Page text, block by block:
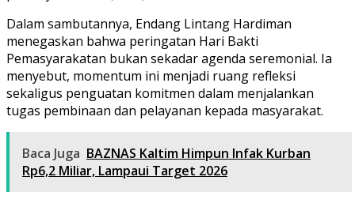
Dalam sambutannya, Endang Lintang Hardiman
menegaskan bahwa peringatan Hari Bakti
Pemasyarakatan bukan sekadar agenda seremonial. Ia
menyebut, momentum ini menjadi ruang refleksi
sekaligus penguatan komitmen dalam menjalankan
tugas pembinaan dan pelayanan kepada masyarakat.
Baca Juga BAZNAS Kaltim Himpun Infak Kurban
Rp6,2 Miliar, Lampaui Target 2026